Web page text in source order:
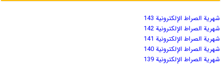
شهریة الصراط الإلكترونية 143
شهریة الصراط الإلكترونية 142
شهریة الصراط الإلكترونية 141
شهریة الصراط الإلكترونية 140
شهریة الصراط الإلكترونية 139